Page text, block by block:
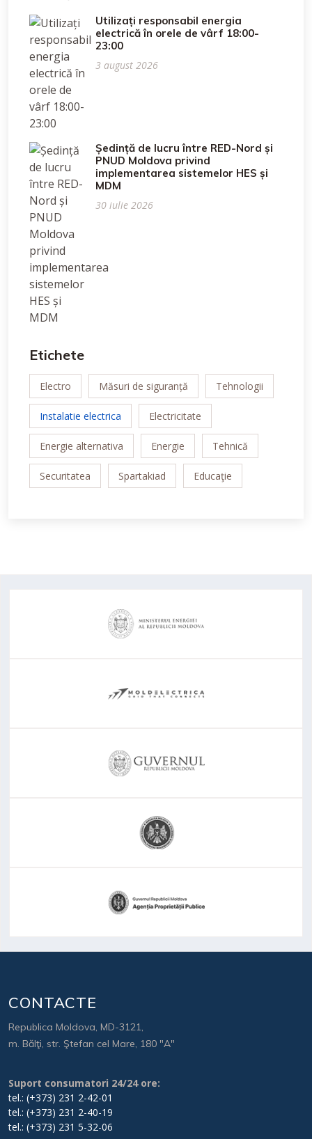
Utilizați responsabil energia
electrică în orele de vârf 18:00-
23:00
3 august 2026
Ședință de lucru între RED-Nord și
PNUD Moldova privind
implementarea sistemelor HES și
MDM
30 iulie 2026
Etichete
Electro Măsuri de siguranță Tehnologii
Instalatie electrica Electricitate
Energie alternativa Energie Tehnică
Securitatea Spartakiad Educaţie
CONTACTE
Republica Moldova, MD-3121,
m. Bălţi, str. Ştefan cel Mare, 180 "A"
Suport consumatori 24/24 ore:
tel.: (+373) 231 2-42-01
tel.: (+373) 231 2-40-19
tel.: (+373) 231 5-32-06